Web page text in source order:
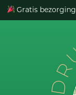
Gratis